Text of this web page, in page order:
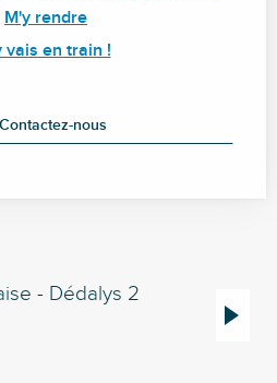
M'y rendre
vais en train !
Contactez-nous
- Dédalys 2